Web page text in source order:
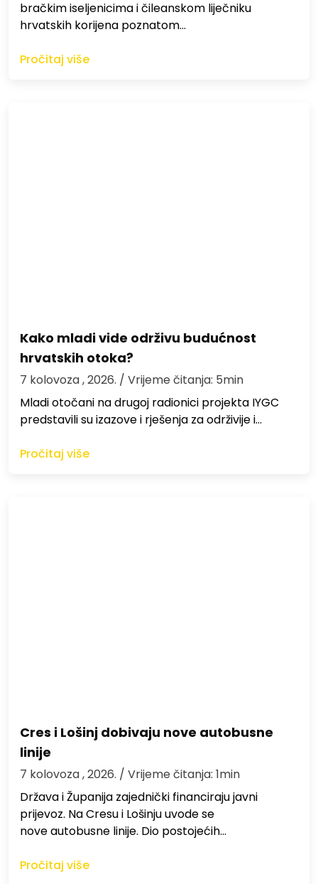
bračkim iseljenicima i čileanskom liječniku
hrvatskih korijena poznatom…
Pročitaj više
Kako mladi vide održivu budućnost
hrvatskih otoka?
7 kolovoza , 2026. / Vrijeme čitanja: 5min
Mladi otočani na drugoj radionici projekta IYGC
predstavili su izazove i rješenja za održivije i…
Pročitaj više
Cres i Lošinj dobivaju nove autobusne
linije
7 kolovoza , 2026. / Vrijeme čitanja: 1min
Država i Županija zajednički financiraju javni
prijevoz. Na Cresu i Lošinju uvode se
nove autobusne linije. Dio postojećih…
Pročitaj više